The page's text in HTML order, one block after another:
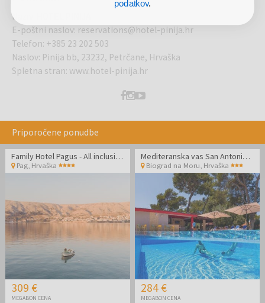
Naziv
E-poštni naslov: reservations@hotel-pinija.hr
Telefon: +385 23 202 503
Naslov: Pinija bb, 23232, Petrčane, Hrvaška
Spletna stran: www.hotel-pinija.hr
Priporočene ponudbe
Family Hotel Pagus - All inclusive september na Pagu
Pag, Hrvaška
309 €
MEGABON CENA
Mediteranska vas San Antonio - Konec poletja v Dalmaciji
Biograd na Moru Hrvaška
284 €
MEGABON CENA
podatkov.